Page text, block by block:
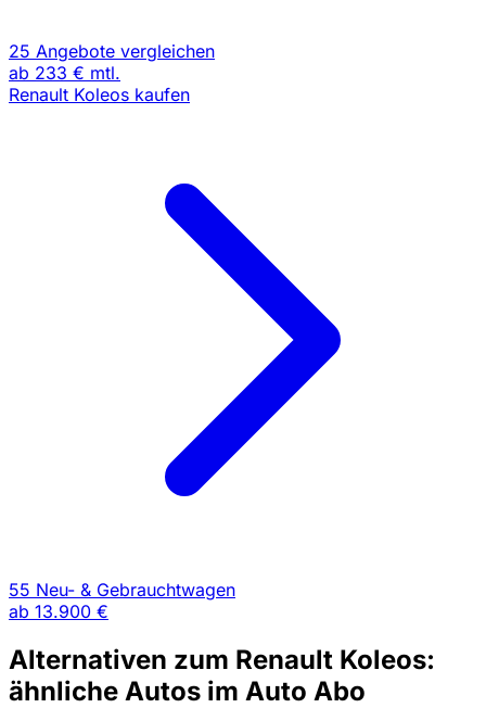
25 Angebote vergleichen
ab 233 € mtl.
Renault Koleos kaufen
55 Neu- & Gebrauchtwagen
ab 13.900 €
Alternativen zum Renault Koleos:
ähnliche Autos im Auto Abo